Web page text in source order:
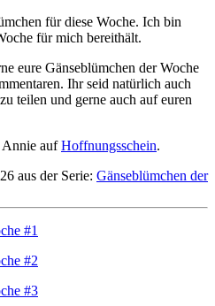
für diese Woche. Ich bin
für mich bereithält.
eure Gänseblümchen der Woche
Ihr seid natürlich auch
teilen und gerne auch auf euren
Annie aufHoffnungsschein.
aus der Serie: Gänseblümchen der
#1
#2
#3